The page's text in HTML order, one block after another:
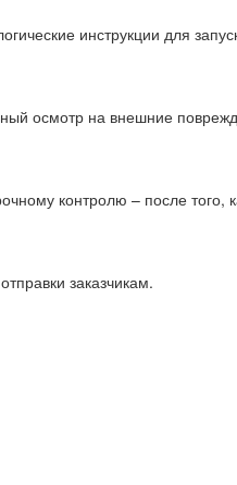
инструкции для
осмотр на внешние
контролю – после того,
заказчикам.